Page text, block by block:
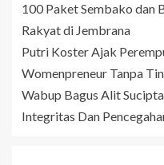
100 Paket Sembako dan
Rakyat di Jembrana
Putri Koster Ajak
Womenpreneur Tanpa
Wabup Bagus Alit
Integritas Dan